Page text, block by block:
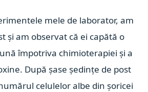
mele de laborator, am
și am observat că ei capătă o
împotriva chimioterapiei și a
După șase ședințe de post
celulelor albe din șoricei